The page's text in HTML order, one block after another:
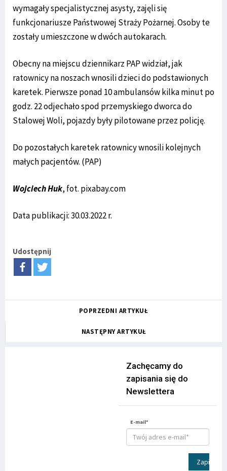
wymagały specjalistycznej asysty, zajęli się
funkcjonariusze Państwowej Straży Pożarnej. Osoby te
zostały umieszczone w dwóch autokarach.
Obecny na miejscu dziennikarz PAP widział, jak
ratownicy na noszach wnosili dzieci do podstawionych
karetek. Pierwsze ponad 10 ambulansów kilka minut po
godz. 22 odjechało spod przemyskiego dworca do
Stalowej Woli, pojazdy były pilotowane przez policję.
Do pozostałych karetek ratownicy wnosili kolejnych
małych pacjentów. (PAP)
Wojciech Huk, fot. pixabay.com
Data publikacji: 30.03.2022 r.
Udostępnij
POPRZEDNI ARTYKUŁ
NASTĘPNY ARTYKUŁ
Zachęcamy do
zapisania się do
Newslettera
E-mail*
Zapisz